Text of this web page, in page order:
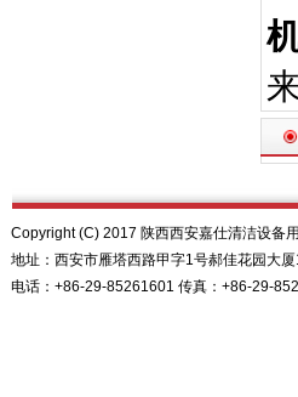
Copyright (C) 2017 陕西西安嘉仕清洁设备
地址：西安市雁塔西路甲字1号郝佳花园大
电话：+86-29-85261601 传真：+86-29-